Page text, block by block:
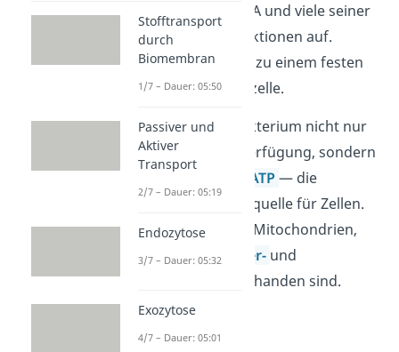
seiner eigenen DNA und viele seiner
selbständigen Funktionen auf.
Dadurch wurde es zu einem festen
Bestandteil der Urzelle.
Nun stellte das Bakterium nicht nur
Wasserstoff zur Verfügung, sondern
produzierte
ATP— die
wichtigste Energiequelle für Zellen.
So entstanden die Mitochondrien,
wie sie heute in
Tier- und
vorhanden sind.
Stofftransport
durch
Biomembran
1/7 – Dauer: 05:50
Passiver und
Aktiver
Transport
2/7 – Dauer: 05:19
Endozytose
3/7 – Dauer: 05:32
Exozytose
4/7 – Dauer: 05:01